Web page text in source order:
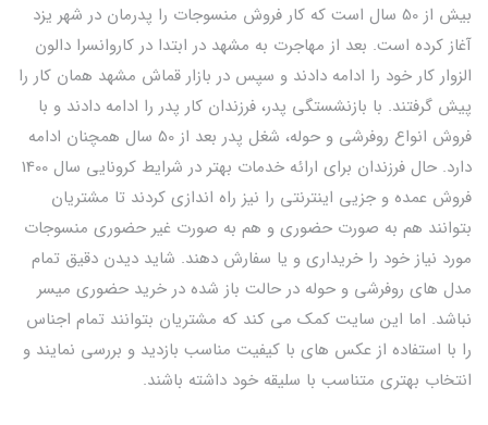
بیش از 50 سال است که کار فروش منسوجات را پدرمان در شهر یزد
آغاز کرده است. بعد از مهاجرت به مشهد در ابتدا در کاروانسرا دالون
الزوار کار خود را ادامه دادند و سپس در بازار قماش مشهد همان کار را
پیش گرفتند. با بازنشستگی پدر، فرزندان کار پدر را ادامه دادند و با
فروش انواع روفرشی و حوله، شغل پدر بعد از 50 سال همچنان ادامه
دارد. حال فرزندان برای ارائه خدمات بهتر در شرایط کرونایی سال 1400
فروش عمده و جزیی اینترنتی را نیز راه اندازی کردند تا مشتریان
بتوانند هم به صورت حضوری و هم به صورت غیر حضوری منسوجات
مورد نیاز خود را خریداری و یا سفارش دهند. شاید دیدن دقیق تمام
مدل های روفرشی و حوله در حالت باز شده در خرید حضوری میسر
نباشد. اما این سایت کمک می کند که مشتریان بتوانند تمام اجناس
را با استفاده از عکس های با کیفیت مناسب بازدید و بررسی نمایند و
انتخاب بهتری متناسب با سلیقه خود داشته باشند.